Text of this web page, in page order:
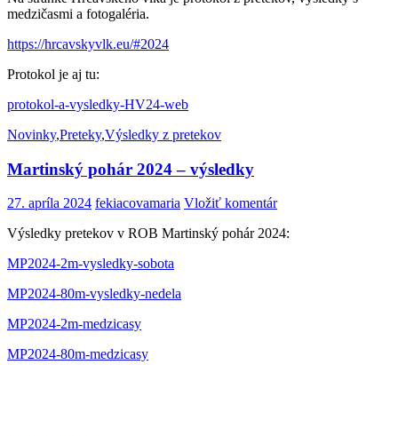
medzičasmi a fotogaléria.
https://hrcavskyvlk.eu/#2024
Protokol je aj tu:
protokol-a-vysledky-HV24-web
Novinky,Preteky,Výsledky z pretekov
Martinský pohár 2024 – výsledky
27. apríla 2024 fekiacovamaria Vložiť komentár
Výsledky pretekov v ROB Martinský pohár 2024:
MP2024-2m-vysledky-sobota
MP2024-80m-vysledky-nedela
MP2024-2m-medzicasy
MP2024-80m-medzicasy